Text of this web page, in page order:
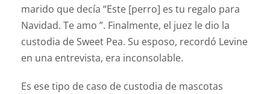
marido que decía “Este [perro] es tu regalo para
Navidad. Te amo ”. Finalmente, el juez le dio la
custodia de Sweet Pea. Su esposo, recordó Levine
en una entrevista, era inconsolable.
Es ese tipo de caso de custodia de mascotas